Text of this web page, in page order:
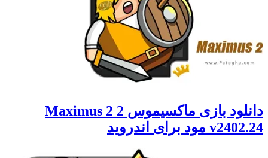
دانلود بازی ماکسیموس 2 Maximus 2
v2402.24 مود برای اندروید